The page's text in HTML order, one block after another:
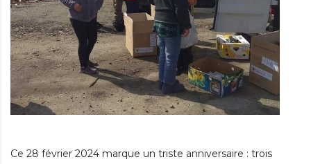
Ce 28 février 2024 marque un triste anniversaire : trois